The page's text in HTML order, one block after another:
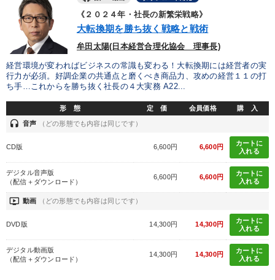
《２０２４年・社長の新繁栄戦略》
大転換期を勝ち抜く戦略と戦術
牟田太陽(日本経営合理化協会 理事長)
経営環境が変わればビジネスの常識も変わる！大転換期には経営者の実
行力が必須。好調企業の共通点と磨くべき商品力、攻めの経営１１の打
ち手…これからを勝ち抜く社長の４大実務 A22...
形 態 定 価 会員価格 購 入
headset 音声 （どの形態でも内容は同じです）
CD版 6,600円 6,600円
カートに
入れる
デジタル音声版
（配信＋ダウンロード）
6,600円 6,600円
カートに
入れる
ondemand_video 動画 （どの形態でも内容は同じです）
DVD版 14,300円 14,300円
カートに
入れる
デジタル動画版
（配信＋ダウンロード）
14,300円 14,300円
カートに
入れる